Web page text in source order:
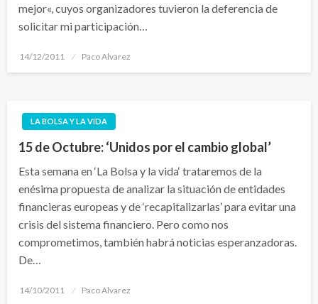
mejor«, cuyos organizadores tuvieron la deferencia de
solicitar mi participación…
Publicado
14/12/2011 Paco Alvarez
LA BOLSA Y LA VIDA
15 de Octubre: ‘Unidos por el cambio global’
Esta semana en ‘La Bolsa y la vida‘ trataremos de la
enésima propuesta de analizar la situación de entidades
financieras europeas y de ‘recapitalizarlas’ para evitar una
crisis del sistema financiero. Pero como nos
comprometimos, también habrá noticias esperanzadoras.
De…
Publicado
14/10/2011 Paco Alvarez